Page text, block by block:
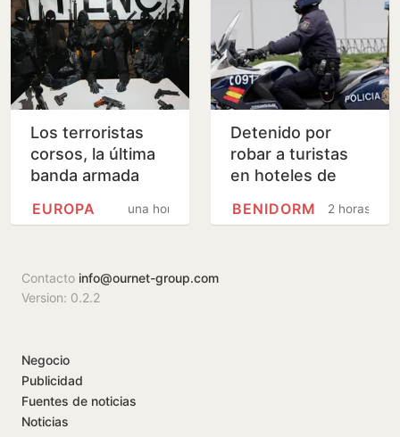
Los terroristas
corsos, la última
banda armada
de Europa,
una hora
EUROPA
Detenido por
robar a turistas
en hoteles de
el desayuno
2 horas
BENIDORM
Contacto info@ournet-group.com
Version: 0.2.2
Negocio
Publicidad
Fuentes de noticias
Noticias